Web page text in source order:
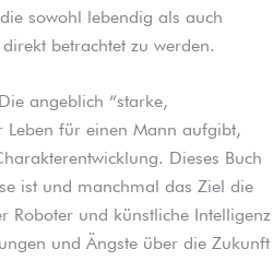
sowohl lebendig als auch
betrachtet zu werden.
angeblich “starke,
für einen Mann aufgibt,
Dieses Buch
ist und manchmal das Ziel die
Roboter und künstliche Intelligenz
und Ängste über die Zukunft